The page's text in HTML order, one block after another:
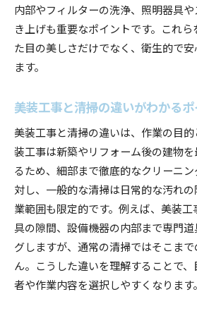
内部やフィルターの洗浄、照明器具
き上げも重要なポイントです。これ
た目の美しさだけでなく、衛生的で
ます。
美装工事と清掃の違いがわかるポ
美装工事と清掃の違いは、作業の目
装工事は新築やリフォーム後の建物
るため、細部まで徹底的なクリーニ
対し、一般的な清掃は日常的な汚れ
業範囲も限定的です。例えば、美装
具の隙間、設備機器の内部まで専門
グしますが、通常の清掃ではそこま
ん。こうした違いを理解することで
者や作業内容を選択しやすくなります。